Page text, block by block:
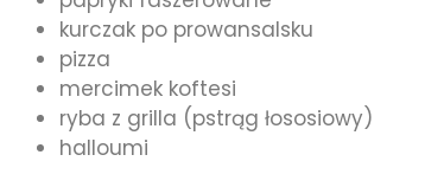
kurczak po prowansalsku
pizza
mercimek koftesi
ryba z grilla (pstrąg łososiowy)
halloumi